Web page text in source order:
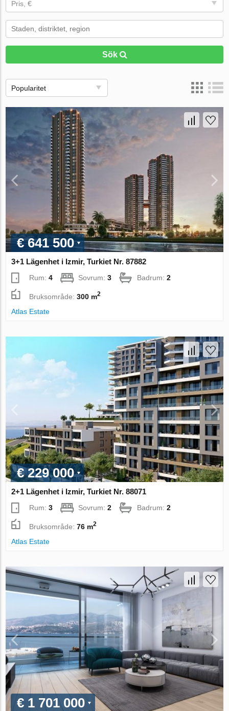
Pris, €
Sök
Popularitet
€ 641 500
3+1 Lägenhet i Izmir, Turkiet Nr. 87882
Rum:4 Sovrum:3 Badrum:2
Bruksområde:300 m2
Atlas Estate
€ 229 000
2+1 Lägenhet i Izmir, Turkiet Nr. 88071
Rum:3 Sovrum:2 Badrum:2
Bruksområde:76 m2
Atlas Estate
€ 1 701 000